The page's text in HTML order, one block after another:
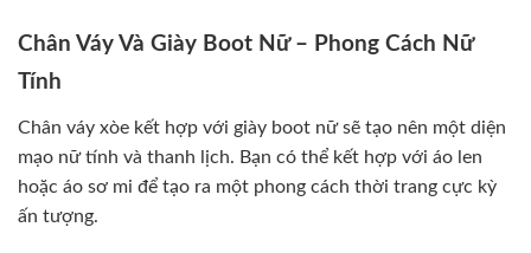
Chân Váy Và Giày Boot Nữ – Phong Cách Nữ
Tính
Chân váy xòe kết hợp với giày boot nữ sẽ tạo nên một diện
mạo nữ tính và thanh lịch. Bạn có thể kết hợp với áo len
hoặc áo sơ mi để tạo ra một phong cách thời trang cực kỳ
ấn tượng.